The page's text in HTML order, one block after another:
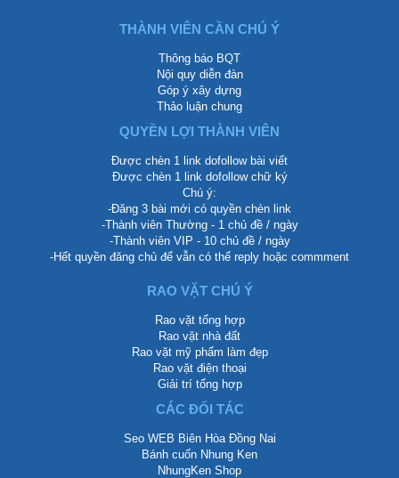
THÀNH VIÊN CẦN CHÚ Ý
Thông báo BQT
Nội quy diễn đàn
Góp ý xây dựng
Thảo luận chung
QUYỀN LỢI THÀNH VIÊN
Được chèn 1 link dofollow bài viết
Được chèn 1 link dofollow chữ ký
Chú ý:
-Đăng 3 bài mới có quyền chèn link
-Thành viên Thường - 1 chủ đề / ngày
-Thành viên VIP - 10 chủ đề / ngày
-Hết quyền đăng chủ để vẫn có thể reply hoặc commment
RAO VẶT CHÚ Ý
Rao vặt tổng hợp
Rao vặt nhà đất
Rao vặt mỹ phẩm làm đẹp
Rao vặt điện thoại
Giải trí tổng hợp
CÁC ĐỐI TÁC
Seo WEB Biên Hòa Đồng Nai
Bánh cuốn Nhung Ken
NhungKen Shop